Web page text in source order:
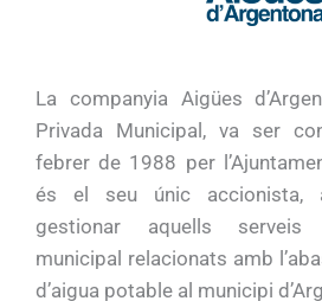
La companyia Aigües
Privada Municipal, va ser
febrer de 1988 per
és el seu únic accionista,
gestionar aquells serveis
municipal relacionats amb
d’aigua potable al municipi